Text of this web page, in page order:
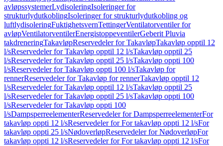
avløpssystemerLydisoleringIsoleringer for
strukturlydutkoblingIsoleringer for strukturlydutkobling og
luftlydisoleringFuktighetsvernTettingerVentilatorventiler for
avløpVentilatorventilerEnergistoppeventilerGeberit Pluvia
takdreneringTakavløpReservedeler for TakavløpTakavløp opptil 12
l/sReservedeler for Takavløp opptil 12 l/sTakavløp opptil 25
l/sReservedeler for Takavløp opptil 25 l/sTakavløp oppti 100
l/sReservedeler for Takavløp oppti 100 l/sTakavløp for
rennerReservedeler for Takavløp for rennerTakavløp opptil 12
l/sReservedeler for Takavløp opptil 12 l/sTakavløp opptil 25
l/sReservedeler for Takavløp opptil 25 l/sTakavløp oppti 100
l/sReservedeler for Takavløp oppti 100
l/sDampsperreelementerReservedeler for DampsperreelementerFor
takavløp oppti 12 l/sReservedeler for For takavløp oppti 12 l/sFor
takavløp oppti 25 l/sNødoverløpReservedeler for NødoverløpFor
takavløp oppti 12 l/sReservedeler for For takavløp oppti 12 l/sFor